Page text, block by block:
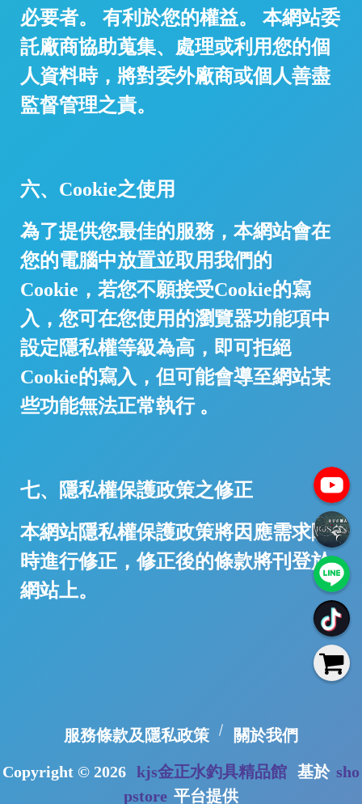
必要者。 有利於您的權益。 本網站委
託廠商協助蒐集、處理或利用您的個
人資料時，將對委外廠商或個人善盡
監督管理之責。
六、Cookie之使用
為了提供您最佳的服務，本網站會在
您的電腦中放置並取用我們的
Cookie，若您不願接受Cookie的寫
入，您可在您使用的瀏覽器功能項中
設定隱私權等級為高，即可拒絕
Cookie的寫入，但可能會導至網站某
些功能無法正常執行 。
七、隱私權保護政策之修正
本網站隱私權保護政策將因應需求隨
時進行修正，修正後的條款將刊登於
網站上。
服務條款及隱私政策 關於我們
Copyright © 2026 kjs金正水釣具精品館 基於 sho
pstore 平台提供